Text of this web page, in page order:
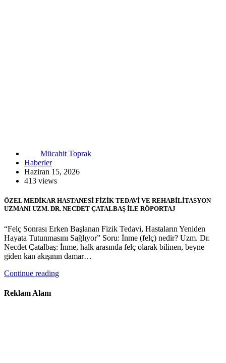
Mücahit Toprak
Haberler
Haziran 15, 2026
413 views
ÖZEL MEDİKAR HASTANESİ FİZİK TEDAVİ VE REHABİLİTASYON
UZMANI UZM. DR. NECDET ÇATALBAŞ İLE RÖPORTAJ
“Felç Sonrası Erken Başlanan Fizik Tedavi, Hastaların Yeniden
Hayata Tutunmasını Sağlıyor” Soru: İnme (felç) nedir? Uzm. Dr.
Necdet Çatalbaş: İnme, halk arasında felç olarak bilinen, beyne
giden kan akışının damar…
Continue reading
Reklam Alanı